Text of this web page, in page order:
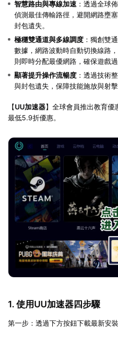
智慧路由與專線加速 ：透過全球
偵測最佳傳輸路徑，避開網路壅
封包遺失。
極穩雙通道與多線調度 ：獨創雙
數據，網路波動時自動切換線路
則即時分配最優網路，確保遊戲過
顯著提升操作流暢度 ：透過技術
與封包遺失，保障技能施放與射
【UU加速器】全球會員推出教育
最低5.9折優惠。
1. 使用UU加速器四步驟
第一步：透過下方按鈕下載最新安